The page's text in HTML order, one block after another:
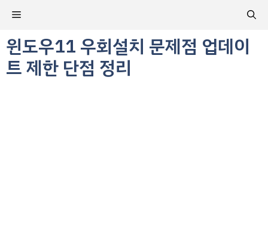
츠
로
메
뉴
윈도우11 우회설치 문제점 업데이
트 제한 단점 정리